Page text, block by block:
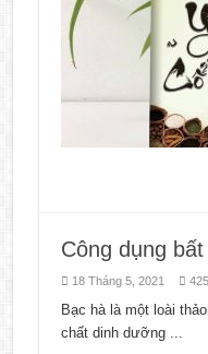
Công dụng
18 Tháng 5, 2021 425
Bạc hà là một loài
chất dinh dưỡng ...